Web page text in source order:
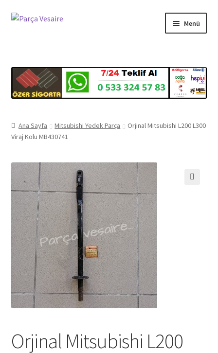
Dolaşıma
İçeriğe
Menü
Mesafeli Satış Sözleşmesi
İade ve Teslimat Şartları
Ürün Gönderimi ve Saatleri
Ana Sayfa Mitsubishi Yedek Parça
Orjinal Mitsubishi L200 L300
Viraj Kolu MB430741
Orjinal Mitsubishi L200